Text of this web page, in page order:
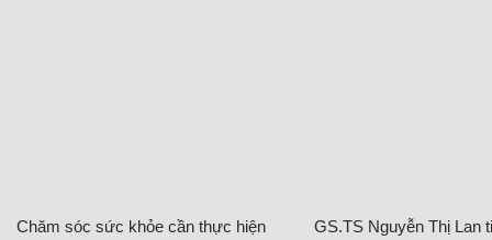
Chăm sóc sức khỏe cần thực hiện
GS.TS Nguyễn Thị Lan